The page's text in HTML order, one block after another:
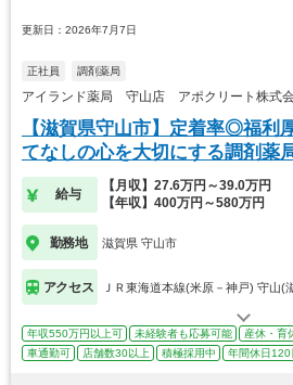
更新日：2026年7月7日
正社員 調剤薬局
アイランド薬局 守山店 アポクリート株式
【滋賀県守山市】定着率◎福利
てなしの心を大切にする調剤薬
給与
【月収】27.6万円～39.0万円
【年収】400万円～580万円
勤務地 滋賀県 守山市
アクセス ＪＲ東海道本線(米原－神戸) 守山(
年収550万円以上可 未経験者も応募可能 産休・育
車通勤可
店舗数30以上 積極採用中 年間休日120